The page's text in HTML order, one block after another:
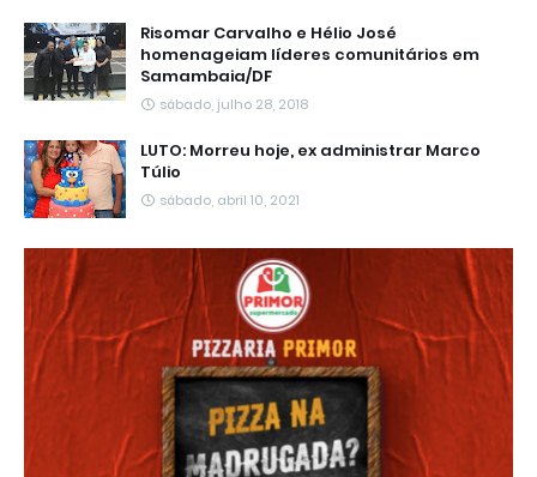
Risomar Carvalho e Hélio José
homenageiam líderes comunitários em
Samambaia/DF
sábado, julho 28, 2018
LUTO: Morreu hoje, ex administrar Marco
Túlio
sábado, abril 10, 2021